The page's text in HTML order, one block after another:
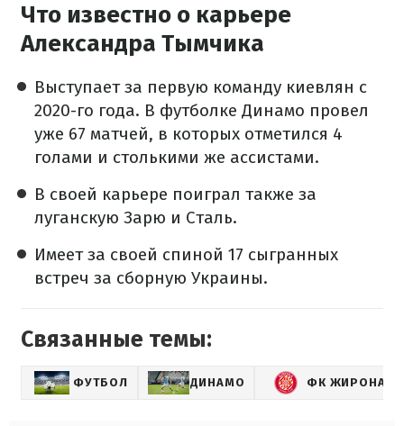
Что известно о карьере
Александра Тымчика
Выступает за первую команду киевлян с
2020-го года. В футболке Динамо провел
уже 67 матчей, в которых отметился 4
голами и столькими же ассистами.
В своей карьере поиграл также за
луганскую Зарю и Сталь.
Имеет за своей спиной 17 сыгранных
встреч за сборную Украины.
Связанные темы:
ФУТБОЛ ДИНАМО ФК ЖИРОНА